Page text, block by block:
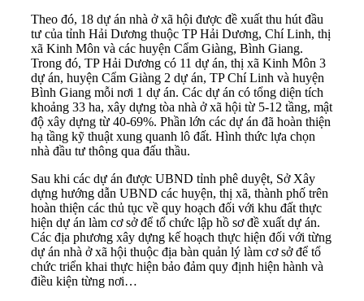
Theo đó, 18 dự án nhà ở xã hội được đề xuất thu hút đầu
tư của tỉnh Hải Dương thuộc TP Hải Dương, Chí Linh, thị
xã Kinh Môn và các huyện Cẩm Giàng, Bình Giang.
Trong đó, TP Hải Dương có 11 dự án, thị xã Kinh Môn 3
dự án, huyện Cẩm Giàng 2 dự án, TP Chí Linh và huyện
Bình Giang mỗi nơi 1 dự án. Các dự án có tổng diện tích
khoảng 33 ha, xây dựng tòa nhà ở xã hội từ 5-12 tầng, mật
độ xây dựng từ 40-69%. Phần lớn các dự án đã hoàn thiện
hạ tầng kỹ thuật xung quanh lô đất. Hình thức lựa chọn
nhà đầu tư thông qua đấu thầu.
Sau khi các dự án được UBND tỉnh phê duyệt, Sở Xây
dựng hướng dẫn UBND các huyện, thị xã, thành phố trên
hoàn thiện các thủ tục về quy hoạch đối với khu đất thực
hiện dự án làm cơ sở để tổ chức lập hồ sơ đề xuất dự án.
Các địa phương xây dựng kế hoạch thực hiện đối với từng
dự án nhà ở xã hội thuộc địa bàn quản lý làm cơ sở để tổ
chức triển khai thực hiện bảo đảm quy định hiện hành và
điều kiện từng nơi…